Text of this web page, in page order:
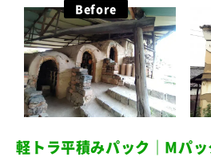
Before
軽トラ平積みパック｜Mパ